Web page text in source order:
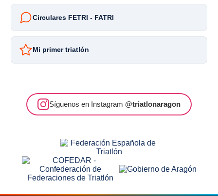
Circulares FETRI - FATRI
Mi primer triatlón
Síguenos en Instagram @triatlonaragon